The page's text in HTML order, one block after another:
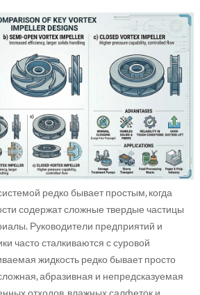
редко бывает простым, когда
содержат сложные твердые частицы
Руководители предприятий и
часто сталкиваются с суровой
жидкость редко бывает просто
абразивная и непредсказуемая